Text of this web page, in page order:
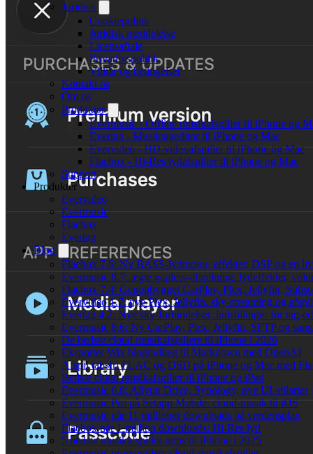
Juridisk
Cookiepolitik
Juridisk meddelelse
Licensaftale
Privatlivspolitik
Vilkår og betingelser
Kontakt os
Om os
Produkter
Evermusic - Offline musikafspiller til iPhone og
Evertag - Musiktageditor til iPhone og Mac
Evervideo - HD-videoafspiller til iPhone og Mac
Flacbox - Hi-Res lydafspiller til iPhone og Mac
Support
Produkter
Evervideo
Evermusic
Flacbox
Evertag
Blog
Flacbox 7.6: Ny BASS-lydmotor, effekter, DSP og en
Evermusic 8.7: ægte gapless-afspilning, lydeffekter,
Flacbox 7.4: Genopbygget CarPlay, Plex, Jellyfin,
Evervideo 1.7: nye Plex, Jellyfin, sky-streaming og
Evertag 4.2: Nye sky-forbindelser, indstillinger for tag-
Evermusic 8.6: Ny CarPlay, Plex, Jellyfin, SFTP og
De bedste cloud musikafspillere til iPhone i 2026
Eksporter Wix blogindlæg til Markdown med OpenAI
Afspil tabsfri FLAC og DSD på iPhone og Mac med
Bedste cloud musikafspiller til iPhone og iPad
Evermusic 6.8: Aliyun Drive, Synology, nye UI-stilarter
Evermusic Pro på Setapp Mobile: cloud-musik til iOS
Evermusic når 11 millioner downloads på verdensplan
Flacbox når 1 million downloads: Hi-Res lyd
5 bedste musikafspiller-apps til iPhone i 2025